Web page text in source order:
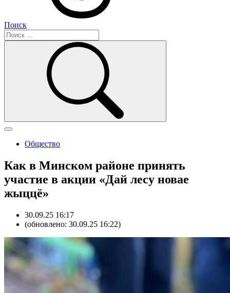
Поиск
Общество
Как в Минском районе принять
участие в акции «Дай лесу новае
жыццё»
30.09.25 16:17
(обновлено: 30.09.25 16:22)